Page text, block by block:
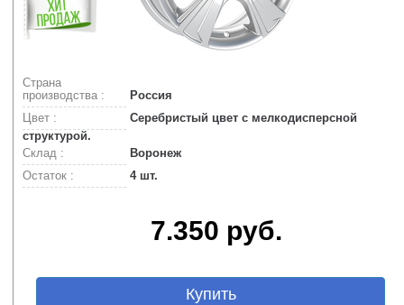
Страна
производства :
Россия
Цвет :
Серебристый цвет с мелкодисперсной
структурой.
Склад :
Воронеж
Остаток :
4 шт.
7.350 руб.
Купить